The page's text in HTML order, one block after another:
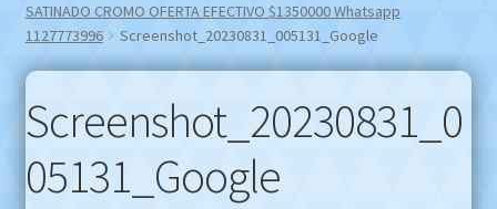
SATINADO CROMO OFERTA EFECTIVO $1350000 Whatsapp
1127773996
Screenshot_20230831_005131_Google
Screenshot_20230831_0
05131_Google